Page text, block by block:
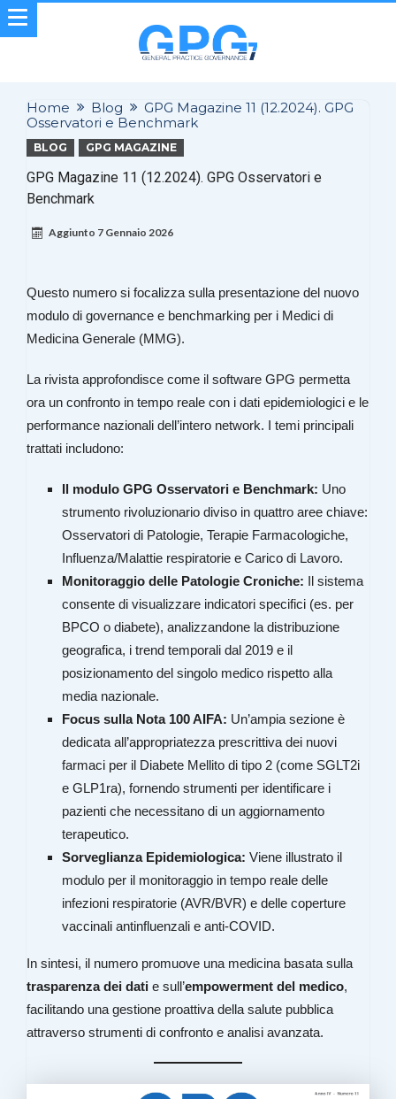
Home Blog
GPG Magazine 11 (12.2024). GPG
Osservatori e Benchmark
BLOG GPG MAGAZINE
GPG Magazine 11 (12.2024). GPG Osservatori e
Benchmark
Aggiunto 7 Gennaio 2026
Questo numero si focalizza sulla presentazione del nuovo
modulo di governance e benchmarking per i Medici di
Medicina Generale (MMG).
La rivista approfondisce come il software GPG permetta
ora un confronto in tempo reale con i dati epidemiologici e le
performance nazionali dell’intero network. I temi principali
trattati includono:
Il modulo GPG Osservatori e Benchmark: Uno
strumento rivoluzionario diviso in quattro aree chiave:
Osservatori di Patologie, Terapie Farmacologiche,
Influenza/Malattie respiratorie e Carico di Lavoro.
Monitoraggio delle Patologie Croniche: Il sistema
consente di visualizzare indicatori specifici (es. per
BPCO o diabete), analizzandone la distribuzione
geografica, i trend temporali dal 2019 e il
posizionamento del singolo medico rispetto alla
media nazionale.
Focus sulla Nota 100 AIFA: Un’ampia sezione è
dedicata all’appropriatezza prescrittiva dei nuovi
farmaci per il Diabete Mellito di tipo 2 (come SGLT2i
e GLP1ra), fornendo strumenti per identificare i
pazienti che necessitano di un aggiornamento
terapeutico.
Sorveglianza Epidemiologica: Viene illustrato il
modulo per il monitoraggio in tempo reale delle
infezioni respiratorie (AVR/BVR) e delle coperture
vaccinali antinfluenzali e anti-COVID.
In sintesi, il numero promuove una medicina basata sulla
trasparenza dei dati e sull’empowerment del medico,
facilitando una gestione proattiva della salute pubblica
attraverso strumenti di confronto e analisi avanzata.